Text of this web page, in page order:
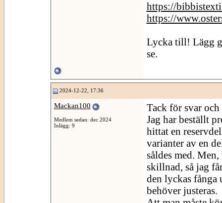
https://
https://
Lycka till! Lägg
se.
2024-12-22, 17:36
Mackan100
Medlem sedan: dec 2024
Inlägg: 9
Tack för svar
Jag har beställt
hittat en
varianter av en
såldes med.
skillnad, så jag
den lyckas fånga
behöver justeras.